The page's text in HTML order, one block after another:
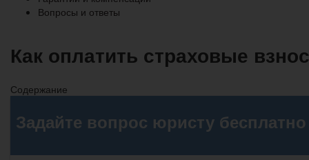
Вопросы и ответы
Как оплатить страховые
Содержание